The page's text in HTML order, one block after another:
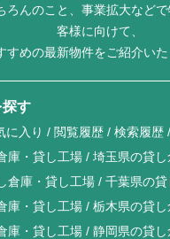
ろんのこと、事業拡大など
客様に向けて、
すめの最新物件をご紹介いた
す
に入り 閲覧履歴 検索履歴
庫・貸し工場
埼玉県の貸
倉庫・貸し工場
千葉県の
庫・貸し工場
栃木県の貸
庫・貸し工場
静岡県の貸